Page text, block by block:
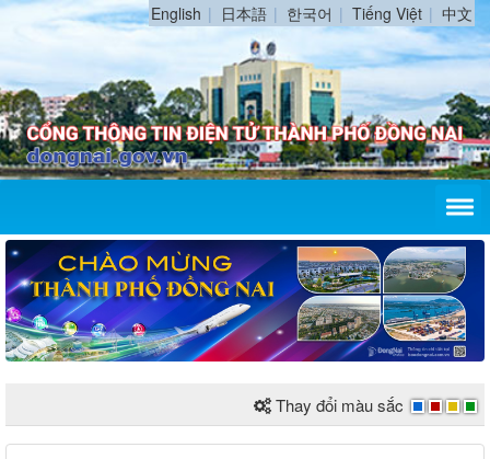
English 日本語 한국어 Tiếng Việt 中文
Thay đổi màu sắc